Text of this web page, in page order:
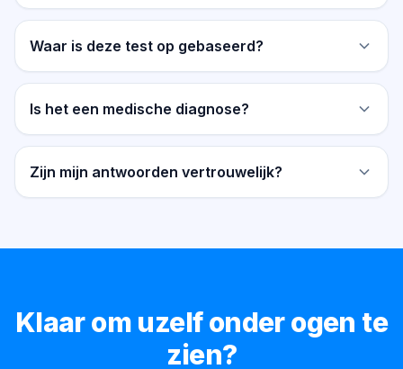
Waar is deze test op gebaseerd?
Is het een medische diagnose?
Zijn mijn antwoorden vertrouwelijk?
Klaar om uzelf onder ogen te
zien?